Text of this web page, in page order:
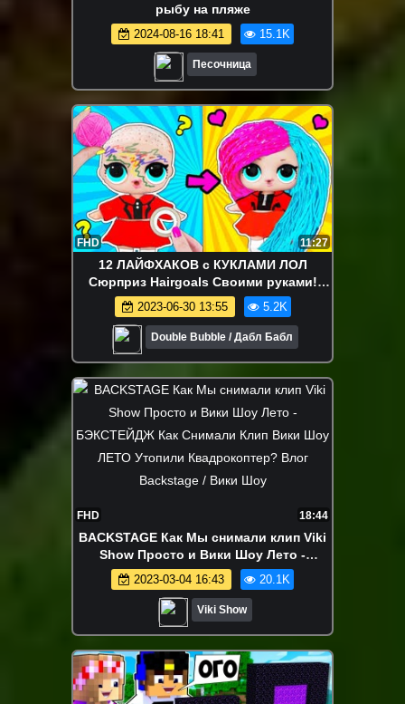
рыбу на пляже
2024-08-16 18:41 15.1K
Песочница
FHD 11:27
12 ЛАЙФХАКОВ с КУКЛАМИ ЛОЛ
Сюрприз Hairgoals Своими руками!
Мультик LOL Surprise toy LIFE Hacks
2023-06-30 13:55 5.2K
Double Bubble / Дабл Бабл
FHD 18:44
BACKSTAGE Как Мы снимали клип Viki
Show Просто и Вики Шоу Лето -
БЭКСТЕЙДЖ Как Снимали Клип Вики
Шоу ЛЕТО Утопили Квадрокоптер?
Влог Backstage / Вики Шоу
2023-03-04 16:43 20.1K
Viki Show